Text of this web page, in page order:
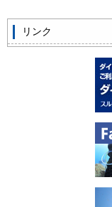
リンク